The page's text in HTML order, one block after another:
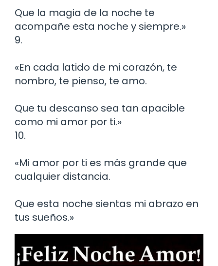
Que la magia de la noche te
acompañe esta noche y siempre.»
9.
«En cada latido de mi corazón, te
nombro, te pienso, te amo.
Que tu descanso sea tan apacible
como mi amor por ti.»
10.
«Mi amor por ti es más grande que
cualquier distancia.
Que esta noche sientas mi abrazo en
tus sueños.»